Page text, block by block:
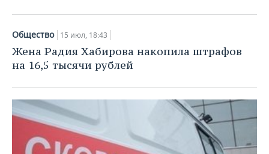
Общество 15 июл, 18:43
Жена Радия Хабирова накопила штрафов
на 16,5 тысячи рублей